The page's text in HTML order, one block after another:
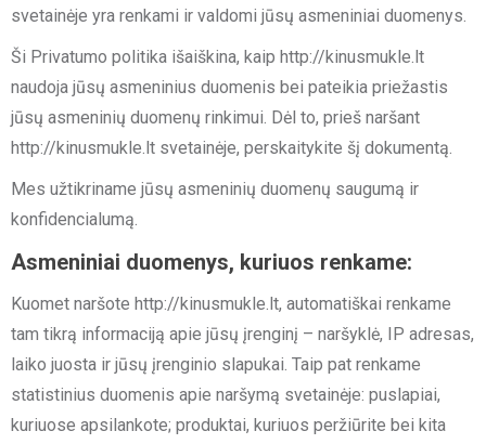
svetainėje yra renkami ir valdomi jūsų asmeniniai duomenys.
Ši Privatumo politika išaiškina, kaip http://kinusmukle.lt
naudoja jūsų asmeninius duomenis bei pateikia priežastis
jūsų asmeninių duomenų rinkimui. Dėl to, prieš naršant
http://kinusmukle.lt svetainėje, perskaitykite šį dokumentą.
Mes užtikriname jūsų asmeninių duomenų saugumą ir
konfidencialumą.
Asmeniniai duomenys, kuriuos renkame:
Kuomet naršote http://kinusmukle.lt, automatiškai renkame
tam tikrą informaciją apie jūsų įrenginį – naršyklė, IP adresas,
laiko juosta ir jūsų įrenginio slapukai. Taip pat renkame
statistinius duomenis apie naršymą svetainėje: puslapiai,
kuriuose apsilankote; produktai, kuriuos peržiūrite bei kita